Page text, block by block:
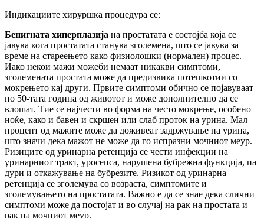
Индикациите хируршка процедура се:
Бенигната хиперплазија на простатата е состојба која се
јавува кога простатата станува зголемена, што се јавува за
време на стареењето како физиолошки (нормален) процес.
Иако некои мажи можеби немаат никакви симптоми,
зголемената простата може да предизвика потешкотии со
мокрењето кај други. Првите симптоми обично се појавуваат
по 50-тата година од животот и може дополнително да се
влошат. Тие се најчести во форма на често мокрење, особено
ноќе, како и бавен и скршен или слаб проток на урина. Мал
процент од мажите може да доживеат задржување на урина,
што значи дека мажот не може да го испразни мочниот меур.
Ризиците од уринарна ретенција се чести инфекции на
уринарниот тракт, уросепса, нарушена бубрежна функција, па
дури и откажување на бубрезите. Ризикот од уринарна
ретенција се зголемува со возраста, симптомите и
зголемувањето на простатата. Важно е да се знае дека слични
симптоми може да постојат и во случај на рак на простата и
рак на мочниот меур.